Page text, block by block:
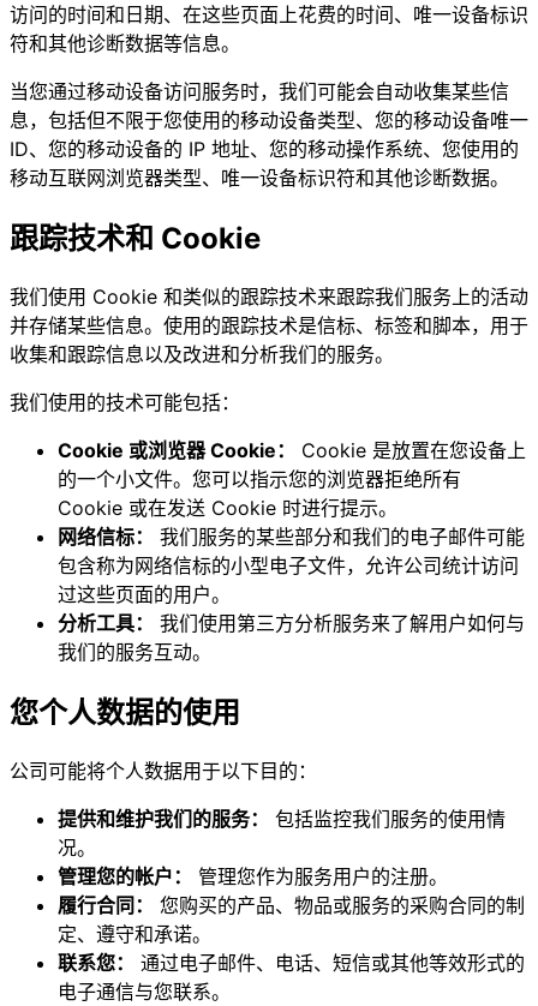
访问的时间和日期、在这些页面上花费的时间、唯一设备标识
符和其他诊断数据等信息。
当您通过移动设备访问服务时，我们可能会自动收集某些信
息，包括但不限于您使用的移动设备类型、您的移动设备唯一
ID、您的移动设备的 IP 地址、您的移动操作系统、您使用的
移动互联网浏览器类型、唯一设备标识符和其他诊断数据。
跟踪技术和 Cookie
我们使用 Cookie 和类似的跟踪技术来跟踪我们服务上的活动
并存储某些信息。使用的跟踪技术是信标、标签和脚本，用于
收集和跟踪信息以及改进和分析我们的服务。
我们使用的技术可能包括：
Cookie 或浏览器 Cookie：
Cookie 是放置在您设备上
的一个小文件。您可以指示您的浏览器拒绝所有
Cookie 或在发送 Cookie 时进行提示。
网络信标：
我们服务的某些部分和我们的电子邮件可能
包含称为网络信标的小型电子文件，允许公司统计访问
过这些页面的用户。
分析工具：
我们使用第三方分析服务来了解用户如何与
我们的服务互动。
您个人数据的使用
公司可能将个人数据用于以下目的：
提供和维护我们的服务：
包括监控我们服务的使用情
况。
管理您的帐户：
管理您作为服务用户的注册。
履行合同：
您购买的产品、物品或服务的采购合同的制
定、遵守和承诺。
联系您：
通过电子邮件、电话、短信或其他等效形式的
电子通信与您联系。